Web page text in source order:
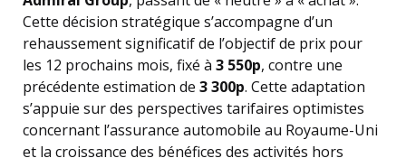
Cette décision stratégique s’accompagne d’un
rehaussement significatif de l’objectif de prix pour
les 12 prochains mois, fixé à 3 550p, contre une
précédente estimation de 3 300p. Cette adaptation
s’appuie sur des perspectives tarifaires optimistes
concernant l’assurance automobile au Royaume-Uni
et la croissance des bénéfices des activités hors